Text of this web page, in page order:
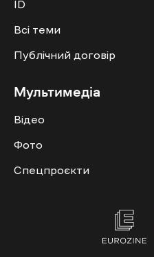
ID
Всі теми
Публічний договір
Мультимедіа
Відео
Фото
Спецпроєкти